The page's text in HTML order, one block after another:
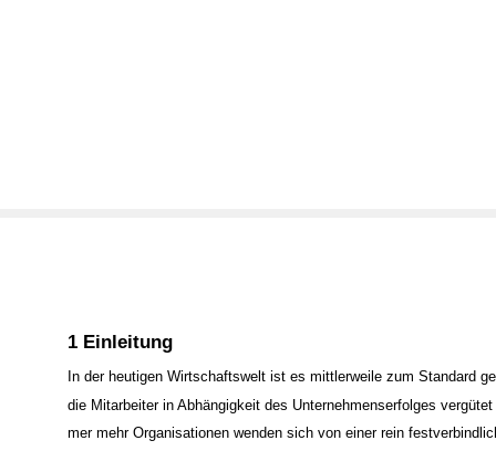
1 Einleitung
In der heutigen Wirtschaftswelt ist es mittlerweile zum Standard
die Mitarbeiter in Abhängigkeit des Unternehmenserfolges
mer mehr Organisationen wenden sich von einer rein